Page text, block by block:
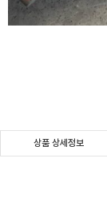
상품 상세정보